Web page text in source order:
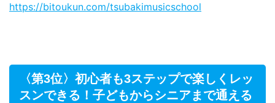
https://bitoukun.com/tsubakimusicschool
〈第3位〉初心者も3ステップで楽しくレッ
スンできる！子どもからシニアまで通える